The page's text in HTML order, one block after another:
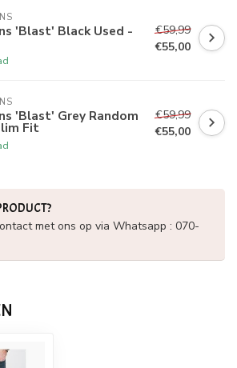
'Blast' Black Used -
€59,99
€55,00
'Blast' Grey Random
Fit
€59,99
€55,00
met ons op via Whatsapp : 070-